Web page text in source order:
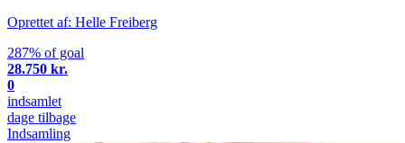
Oprettet af: Helle Freiberg
287% of goal
28.750 kr.
0
indsamlet
dage tilbage
Indsamling